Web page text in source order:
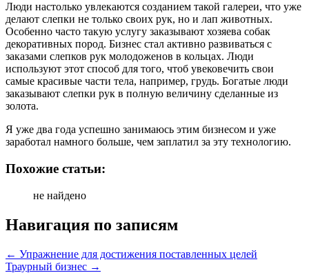
Люди настолько увлекаются созданием такой галереи, что уже
делают слепки не только своих рук, но и лап животных.
Особенно часто такую услугу заказывают хозяева собак
декоративных пород. Бизнес стал активно развиваться с
заказами слепков рук молодоженов в кольцах. Люди
используют этот способ для того, чтоб увековечить свои
самые красивые части тела, например, грудь. Богатые люди
заказывают слепки рук в полную величину сделанные из
золота.
Я уже два года успешно занимаюсь этим бизнесом и уже
заработал намного больше, чем заплатил за эту технологию.
Похожие статьи:
не найдено
Навигация по записям
← Упражнение для достижения поставленных целей
Траурный бизнес →